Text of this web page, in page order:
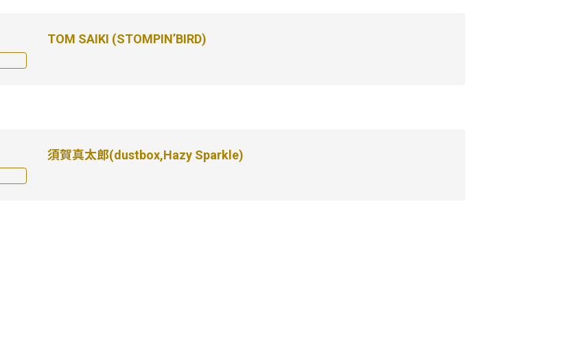
TOM SAIKI (STOMPIN’BIRD)
須賀真太郎(dustbox,Hazy Sparkle)